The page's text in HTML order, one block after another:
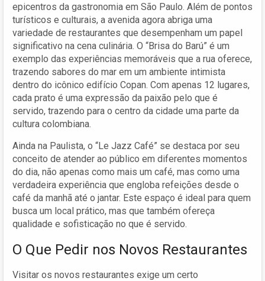
epicentros da gastronomia em São Paulo. Além de pontos
turísticos e culturais, a avenida agora abriga uma
variedade de restaurantes que desempenham um papel
significativo na cena culinária. O “Brisa do Barú” é um
exemplo das experiências memoráveis que a rua oferece,
trazendo sabores do mar em um ambiente intimista
dentro do icônico edifício Copan. Com apenas 12 lugares,
cada prato é uma expressão da paixão pelo que é
servido, trazendo para o centro da cidade uma parte da
cultura colombiana.
Ainda na Paulista, o “Le Jazz Café” se destaca por seu
conceito de atender ao público em diferentes momentos
do dia, não apenas como mais um café, mas como uma
verdadeira experiência que engloba refeições desde o
café da manhã até o jantar. Este espaço é ideal para quem
busca um local prático, mas que também ofereça
qualidade e sofisticação no que é servido.
O Que Pedir nos Novos Restaurantes
Visitar os novos restaurantes exige um certo